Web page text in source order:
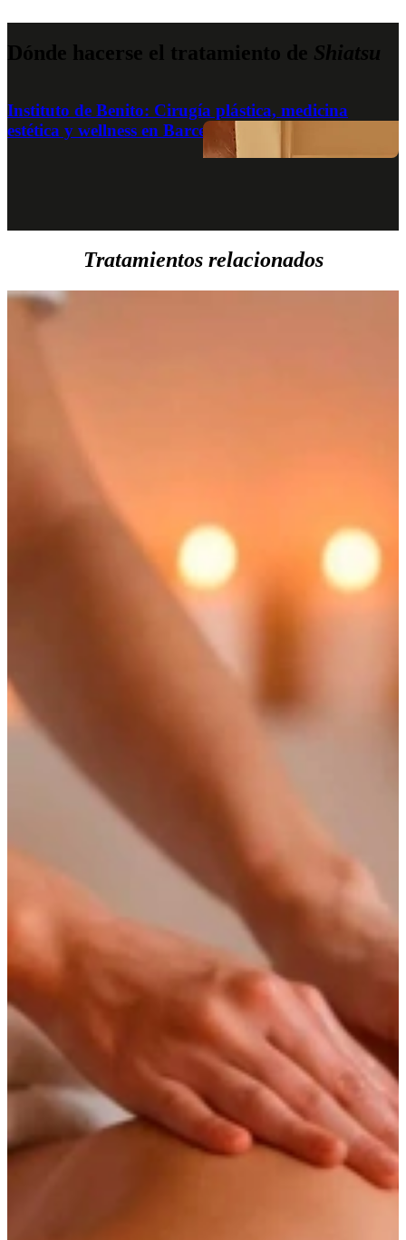
Dónde hacerse el tratamiento de Shiatsu
Instituto de Benito: Cirugía plástica, medicina
estética y wellness en Barcelona
Tratamientos relacionados